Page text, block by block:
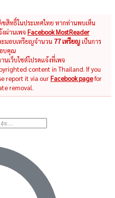
สิทธิ์ในประเทศไทย หากท่านพบเห็น
ผ่านเพจ Facebook MostReader
มอบเหรียญจำนวน 77 เหรียญเป็นการ
บคุณ
เว็บไซต์โปรดแจ้งที่เพจ
content in Thailand. If you
report it via ourFacebook pagefor
removal.